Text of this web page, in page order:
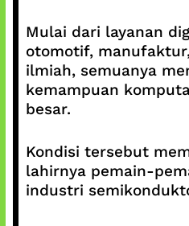
Mulai dari layanan
otomotif,
ilmiah, semuanya
kemampuan
besar.
Kondisi tersebut
lahirnya pemain-
industri